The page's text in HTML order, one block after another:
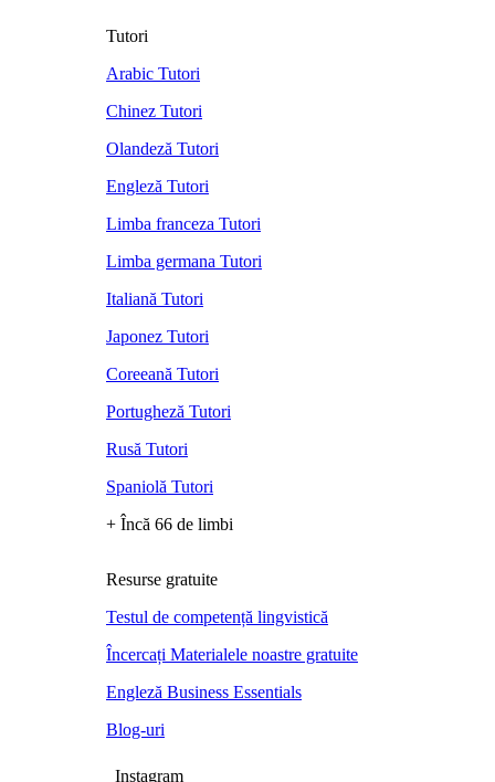
Tutori
Arabic Tutori
Chinez Tutori
Olandeză Tutori
Engleză Tutori
Limba franceza Tutori
Limba germana Tutori
Italiană Tutori
Japonez Tutori
Coreeană Tutori
Portugheză Tutori
Rusă Tutori
Spaniolă Tutori
+ Încă 66 de limbi
Resurse gratuite
Testul de competență lingvistică
Încercați Materialele noastre gratuite
Engleză Business Essentials
Blog-uri
Instagram